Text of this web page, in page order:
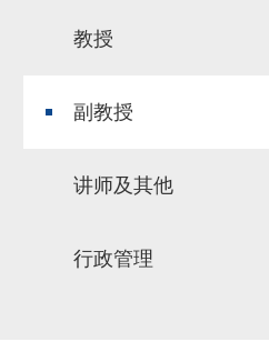
教授
副教授
讲师及其他
行政管理